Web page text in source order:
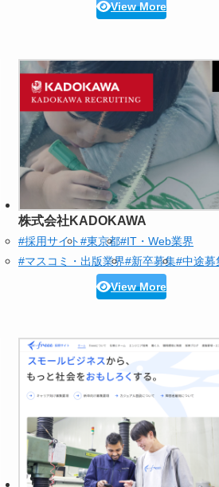
View More
株式会社KADOKAWA
#採用サイト#東京都#IT・Web業界
#マスコミ・出版業界#新卒募集#中途募
View More